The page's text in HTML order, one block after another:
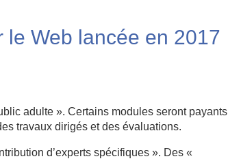
Web lancée en 2017
adulte ». Certains modules seront payants
travaux dirigés et des évaluations.
d’experts spécifiques ». Des «